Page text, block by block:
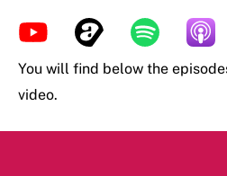
You will find below the
video.